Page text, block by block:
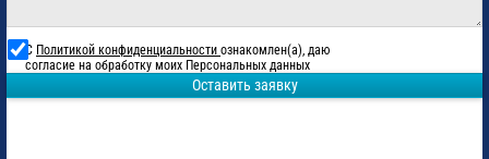
С Политикой конфиденциальности ознакомлен(а), даю
согласие на обработку моих Персональных данных
Оставить заявку